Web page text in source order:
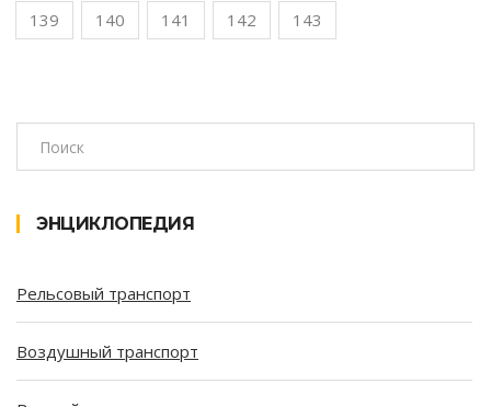
139 140 141 142 143
ЭНЦИКЛОПЕДИЯ
Рельсовый транспорт
Воздушный транспорт